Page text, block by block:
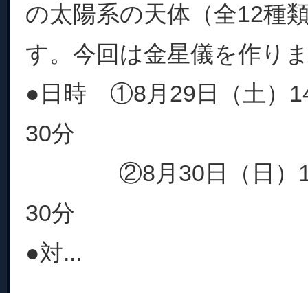
の太陽系の天体（全12種
す。今回は金星儀を作り
●日時 ①8月29日（土）
30分
②8月30日（日）14
30分
●対...